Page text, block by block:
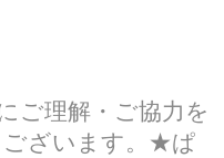
ご理解・ご協力を
ございます。★ぱ